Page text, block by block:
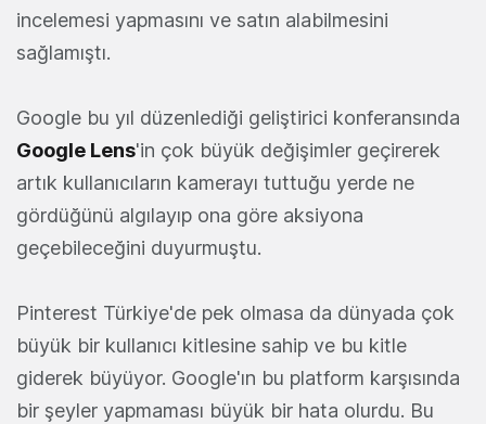
incelemesi yapmasını ve satın alabilmesini
sağlamıştı.
Google bu yıl düzenlediği geliştirici konferansında
Google Lens'in çok büyük değişimler geçirerek
artık kullanıcıların kamerayı tuttuğu yerde ne
gördüğünü algılayıp ona göre aksiyona
geçebileceğini duyurmuştu.
Pinterest Türkiye'de pek olmasa da dünyada çok
büyük bir kullanıcı kitlesine sahip ve bu kitle
giderek büyüyor. Google'ın bu platform karşısında
bir şeyler yapmaması büyük bir hata olurdu. Bu